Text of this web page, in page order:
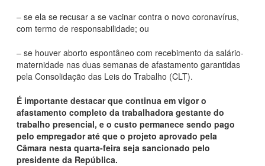
– se ela se recusar a se vacinar contra o novo coronavírus,
com termo de responsabilidade; ou
– se houver aborto espontâneo com recebimento da salário-
maternidade nas duas semanas de afastamento garantidas
pela Consolidação das Leis do Trabalho (CLT).
É importante destacar que continua em vigor o
afastamento completo da trabalhadora gestante do
trabalho presencial, e o custo permanece sendo pago
pelo empregador até que o projeto aprovado pela
Câmara nesta quarta-feira seja sancionado pelo
presidente da República.